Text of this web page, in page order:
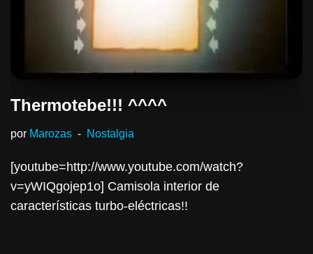
Thermotebe!!! ^^^^
por Marozas Nostalgia
[youtube=http://www.youtube.com/watch?
v=yWIQgojep1o] Camisola interior de
características turbo-eléctricas!!